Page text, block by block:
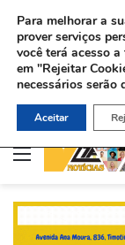
Menu
Para melhorar a
prover serviços
você terá acesso
em "Rejeitar
necessários serão
Aceitar